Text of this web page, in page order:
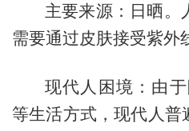
主要来源：日晒。
需要通过皮肤接受紫外
现代人困境：由
等生活方式，现代人普